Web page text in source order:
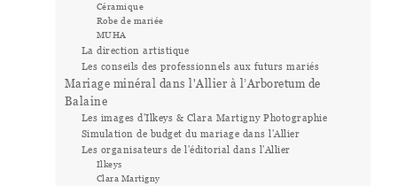
Céramique
Robe de mariée
MUHA
La direction artistique
Les conseils des professionnels aux futurs mariés
Mariage minéral dans l'Allier à l’Arboretum de
Balaine
Les images d'Ilkeys & Clara Martigny Photographie
Simulation de budget du mariage dans l'Allier
Les organisateurs de l'éditorial dans l'Allier
Ilkeys
Clara Martigny